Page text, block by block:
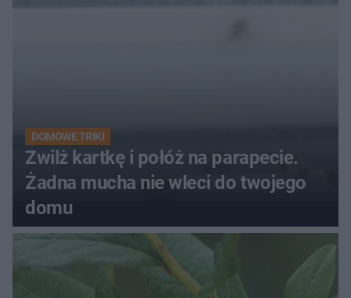
DOMOWE TRIKI
Zwilż kartkę i połóż na parapecie.
Żadna mucha nie wleci do twojego
domu